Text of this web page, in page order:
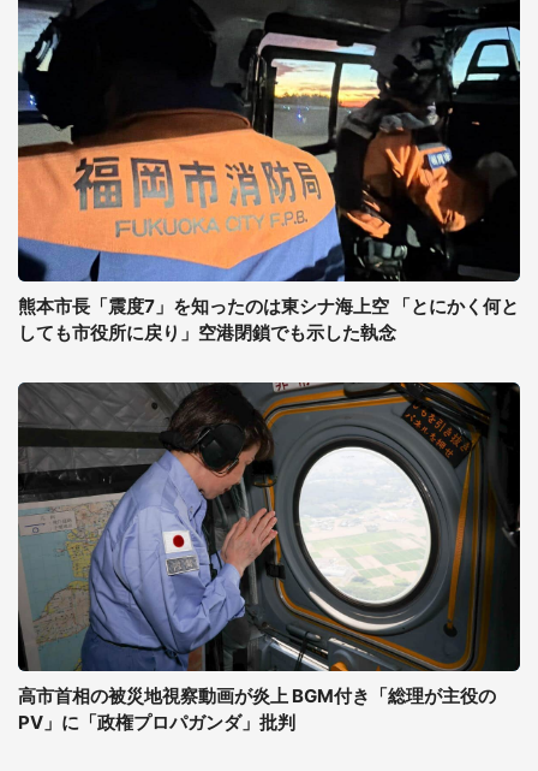
熊本市長「震度7」を知ったのは東シナ海上空 「とにかく何と
しても市役所に戻り」空港閉鎖でも示した執念
高市首相の被災地視察動画が炎上 BGM付き「総理が主役の
PV」に「政権プロパガンダ」批判